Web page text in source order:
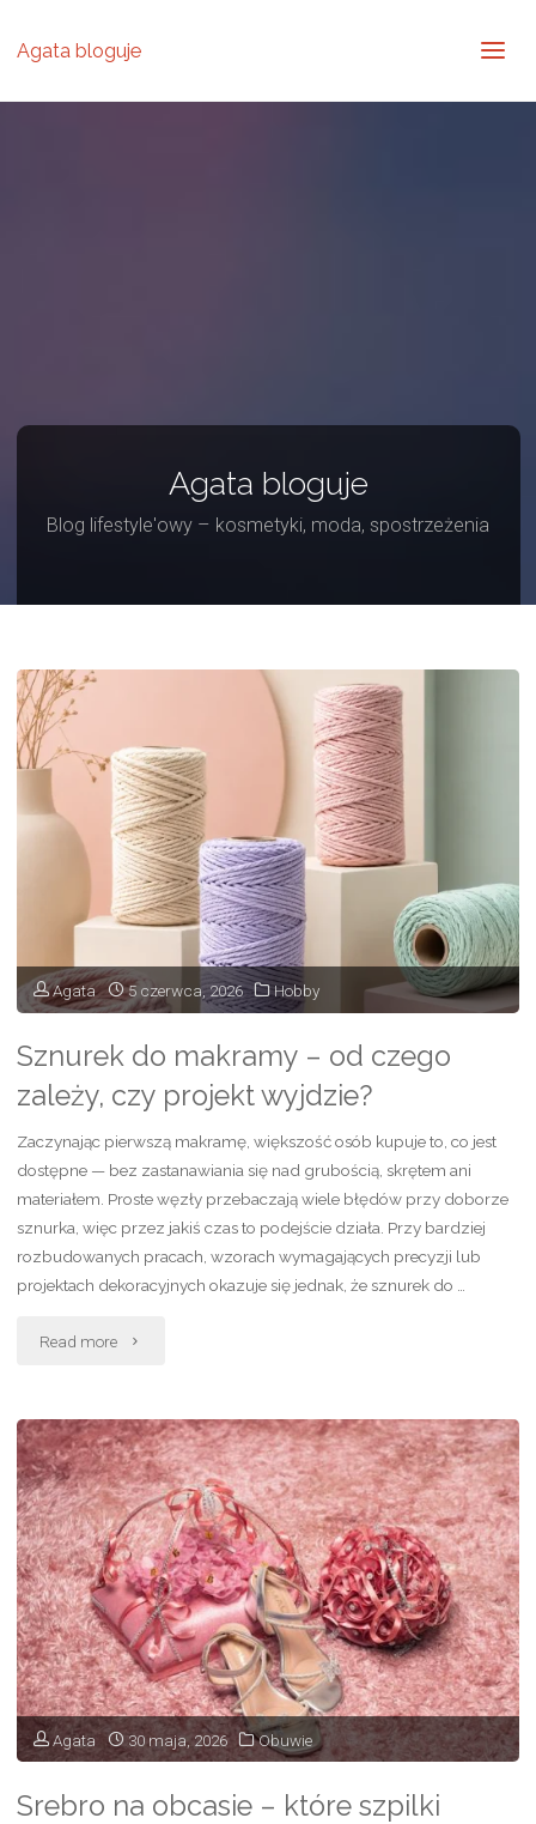
Agata bloguje
Agata bloguje
Blog lifestyle'owy – kosmetyki, moda, spostrzeżenia
Agata 5 czerwca, 2026 Hobby
Sznurek do makramy – od czego
zależy, czy projekt wyjdzie?
Zaczynając pierwszą makramę, większość osób kupuje to, co jest
dostępne — bez zastanawiania się nad grubością, skrętem ani
materiałem. Proste węzły przebaczają wiele błędów przy doborze
sznurka, więc przez jakiś czas to podejście działa. Przy bardziej
rozbudowanych pracach, wzorach wymagających precyzji lub
projektach dekoracyjnych okazuje się jednak, że sznurek do …
Read more "Sznurek
makramy
–
od
czego
zależy,
czy
projekt
Agata 30 maja, 2026 Obuwie
Srebro na obcasie – które szpilki